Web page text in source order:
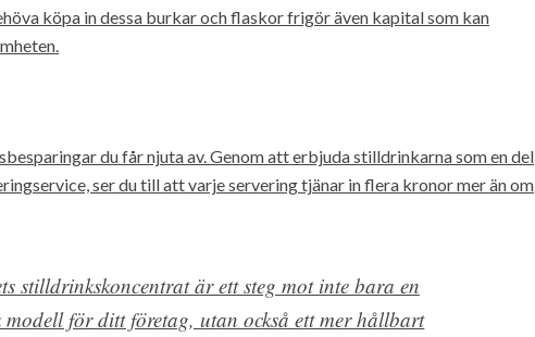
köpa in dessa burkar och flaskor frigör även kapital som kan
du får njuta av. Genom att erbjuda stilldrinkarna som en del
ser du till att varje servering tjänar in flera kronor mer än om
stilldrinkskoncentrat är ett steg mot inte bara en
modell för ditt företag, utan också ett mer hållbart